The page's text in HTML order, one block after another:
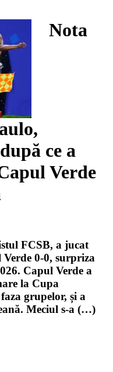
Nota
ce a
Verde
FCSB, a jucat
0-0, surpriza
Capul Verde a
la Cupa
grupelor, și a
Meciul s-a (…)